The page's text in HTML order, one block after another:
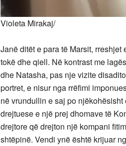
Violeta Mirakaj/
Janë ditët e para të Marsit,
tokë dhe qiell. Në kontrast me
dhe Natasha, pas nje vizite
portret, e nisur nga rrëfimi
në vrundullin e saj po
drejtuese e një prej dhomave të
drejtore që drejton një kompani
shtëpinë. Vendi ynë është krijuar